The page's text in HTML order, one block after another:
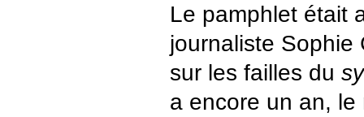
Le pamphlet était
journaliste Sophie
sur les failles du
a encore un an,